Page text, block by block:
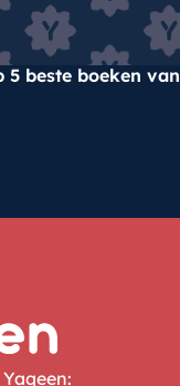
beste boeken van